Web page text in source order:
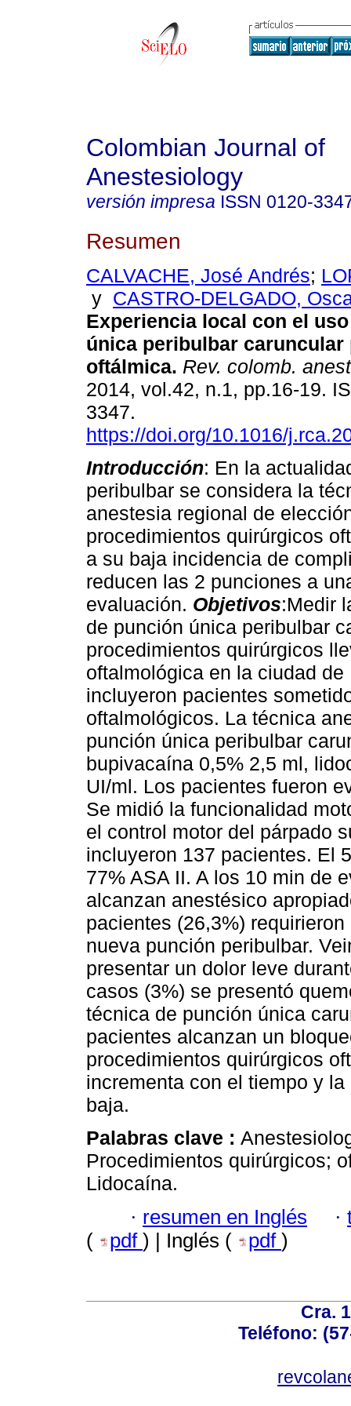
Colombian Journal of
Anestesiology
versión impresa ISSN 0120-
Resumen
CALVACHE, José Andrés;
y CASTRO-DELGADO,
Experiencia local con el
única peribulbar caruncular
oftálmica. Rev. colomb.
2014, vol.42, n.1, pp.16-19.
3347.
https://doi.org/10.1016/
Introducción: En la
peribulbar se considera la
anestesia regional de
procedimientos quirúrgicos
a su baja incidencia de
reducen las 2 punciones a
evaluación. Objetivos:Medir
de punción única peribulbar
procedimientos quirúrgicos
oftalmológica en la ciudad
incluyeron pacientes
oftalmológicos. La técnica
punción única peribulbar
bupivacaína 0,5% 2,5 ml,
UI/ml. Los pacientes fueron
Se midió la funcionalidad
el control motor del párpado
incluyeron 137 pacientes. El
77% ASA II. A los 10 min de
alcanzan anestésico
pacientes (26,3%)
nueva punción peribulbar.
presentar un dolor leve
casos (3%) se presentó
técnica de punción única
pacientes alcanzan un
procedimientos quirúrgicos
incrementa con el tiempo y
baja.
Palabras clave :
Procedimientos quirúrgicos;
Lidocaína.
· resumen en Inglés ·
(
pdf ) | Inglés ( pdf )
Cra.
Teléfono: